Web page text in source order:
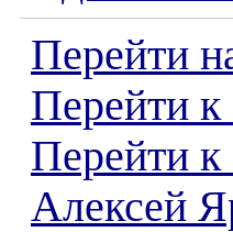
Перейти
Перейти к
Перейти к
Алексей